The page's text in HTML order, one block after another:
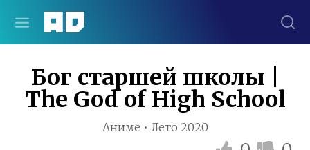
Бог старшей школы |
The God of High School
Аниме • Лето 2020